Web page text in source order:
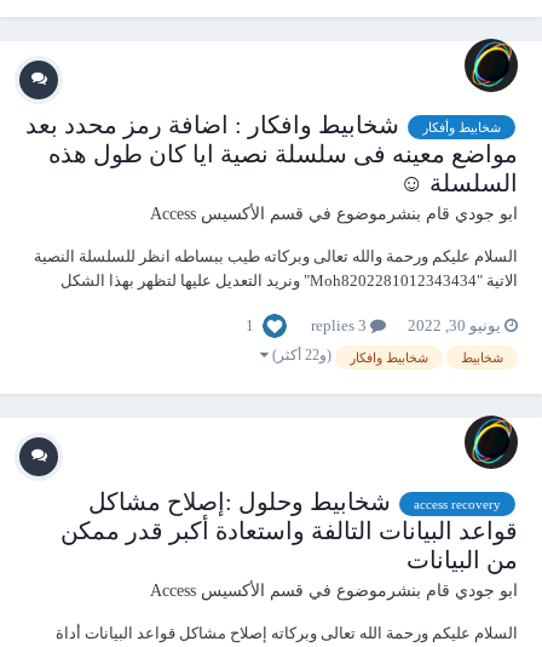
شخابيط وأفكار
شخابيط وافكار : اضافة رمز محدد بعد
مواضع معينه فى سلسلة نصية ايا كان طول هذه
السلسلة ☺
ابو جودي قام بنشرموضوع في قسم الأكسيس Access
السلام عليكم ورحمة والله تعالى وبركاته طيب ببساطه انظر للسلسلة النصية
الاتية "Moh8202281012343434" ونريد التعديل عليها لتظهر بهذا الشكل
يتم عمل ذلك من...
يونيو 30, 2022 1
شخابيط شخابيط وافكار (و22 أكثر)
access recovery
شخابيط وحلول :إصلاح مشاكل
قواعد البيانات التالفة واستعادة أكبر قدر ممكن
من البيانات
ابو جودي قام بنشرموضوع في قسم الأكسيس Access
السلام عليكم ورحمة الله تعالى وبركاته إصلاح مشاكل قواعد البيانات أداة